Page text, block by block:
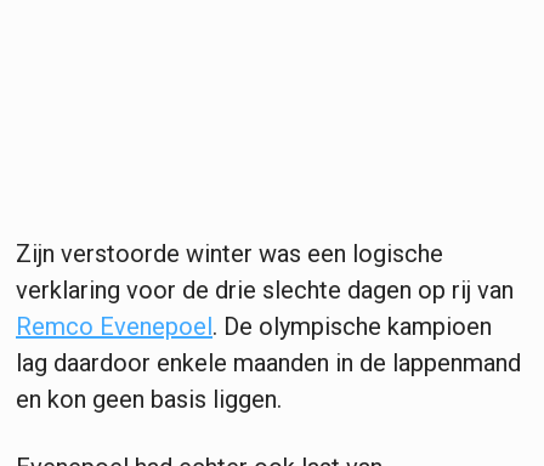
Zijn verstoorde winter was een logische
verklaring voor de drie slechte dagen op rij van
Remco Evenepoel. De olympische kampioen
lag daardoor enkele maanden in de lappenmand
en kon geen basis liggen.